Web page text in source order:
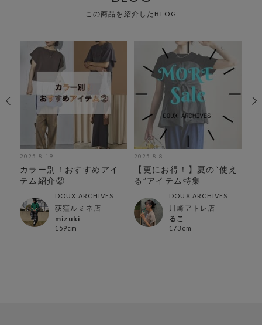
この商品を紹介したBLOG
2025-8-19
カラー別！おすすめアイ
テム紹介②
DOUX ARCHIVES
荻窪ルミネ店
mizuki
159cm
2025-8-8
【更にお得！】夏の“使え
る”アイテム特集
DOUX ARCHIVES
川崎アトレ店
るこ
173cm